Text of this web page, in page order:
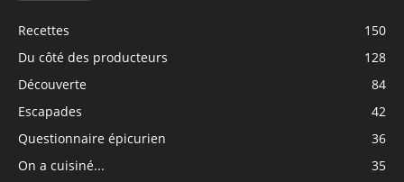
Recettes
150
Du côté des producteurs
128
Découverte
84
Escapades
42
Questionnaire épicurien
36
On a cuisiné...
35